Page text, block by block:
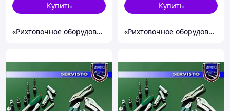
Купить
«Рихтовочное оборудование»
Купить
«Рихтовочное оборудование»